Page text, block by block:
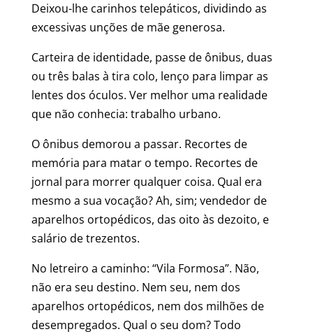
Deixou-lhe carinhos telepáticos, dividindo as
excessivas unções de mãe generosa.
Carteira de identidade, passe de ônibus, duas
ou três balas à tira colo, lenço para limpar as
lentes dos óculos. Ver melhor uma realidade
que não conhecia: trabalho urbano.
O ônibus demorou a passar. Recortes de
memória para matar o tempo. Recortes de
jornal para morrer qualquer coisa. Qual era
mesmo a sua vocação? Ah, sim; vendedor de
aparelhos ortopédicos, das oito às dezoito, e
salário de trezentos.
No letreiro a caminho: “Vila Formosa”. Não,
não era seu destino. Nem seu, nem dos
aparelhos ortopédicos, nem dos milhões de
desempregados. Qual o seu dom? Todo